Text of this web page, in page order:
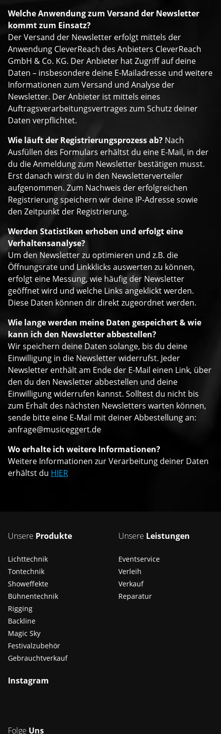
Welche Anwendung zum Versand der Newsletter
kommt zum Einsatz?
Der Versand der Newsletter erfolgt mittels der
Anwendung CleverReach des Anbieters CleverReach
GmbH & Co. KG. Der Anbieter hat Zugriff auf deine
Daten – insbesondere deine E-Mailadresse und weitere
Informationen zum Versand und Analyse der
Newsletter. Der Anbieter ist mittels eines
Auftragsverarbeitungsvertrages zum Schutz deiner
Daten verpflichtet.
Wie läuft der Registrierungsprozess ab? Nach
Ausfüllen des Formulars erhältst du eine E-Mail, in der
du die Anmeldung zum Newsletter bestätigen musst.
Erst danach wirst du in den Newsletterverteiler
aufgenommen. Zum Nachweis der erfolgreichen
Registrierung speichern wir deine IP-Adresse sowie
den Zeitpunkt der Registrierung.
Werden Statistiken erhoben und erfolgt eine
Verhaltensanalyse?
Um den Newsletter zu optimieren und z.B. die
Öffnungsrate und Linkklicks auswerten zu können,
erfolgt eine Messung, wie häufig der Newsletter
geöffnet wird und welche Links angeklickt werden.
Diese Daten können dir direkt zugeordnet werden.
Wie lange werden meine Daten gespeichert & wie
kann ich den Newsletter abbestellen?
Wir speichern deine Daten solange, bis du deine
Einwilligung in die Newsletter widerrufst. Jeder
Newsletter enthält am Ende der E-Mail einen Link, über
den du den Newsletter abbestellen und deine
Einwilligung widerrufen kannst. Solltest du nicht bis
zum Erhalt des nächsten Newsletters warten können,
sende bitte eine E-Mail mit deiner Abbestellung an:
anfrage@musiceggert.de
Wo erhalte ich weitere Informationen?
Weitere Informationen zur Verarbeitung deiner Daten
erhältst du HIER
Unsere Produkte
Lichttechnik
Tontechnik
Showeffekte
Bühnentechnik
Rigging
Backline
Magic Sky
Festivalzubehör
Gebrauchtverkauf
Unsere Leistungen
Eventservice
Verleih
Verkauf
Reparatur
Instagram
Folge Uns